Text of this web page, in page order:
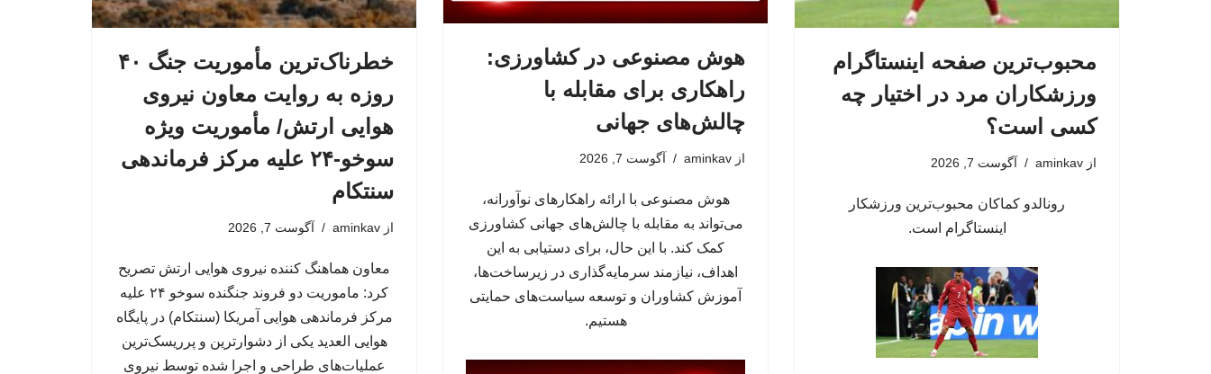
محبوب‌ترین صفحه اینستاگرام
ورزشکاران مرد در اختیار چه
کسی است؟
از aminkav آگوست 7, 2026
رونالدو کماکان محبوب‌ترین ورزشکار
اینستاگرام است.
هوش مصنوعی در کشاورزی:
راهکاری برای مقابله با
چالش‌های جهانی
از aminkav آگوست 7, 2026
هوش مصنوعی با ارائه راهکارهای نوآورانه،
می‌تواند به مقابله با چالش‌های جهانی کشاورزی
کمک کند. با این حال، برای دستیابی به این
اهداف، نیازمند سرمایه‌گذاری در زیرساخت‌ها،
آموزش کشاوران و توسعه سیاست‌های حمایتی
هستیم.
خطرناک‌ترین مأموریت جنگ ۴۰
روزه به روایت معاون نیروی
هوایی ارتش/ مأموریت ویژه
سوخو-۲۴ علیه مرکز فرماندهی
سنتکام
از aminkav آگوست 7, 2026
معاون هماهنگ کننده نیروی هوایی ارتش تصریح
کرد: ماموریت دو فروند جنگنده سوخو ۲۴ علیه
مرکز فرماندهی هوایی آمریکا (سنتکام) در پایگاه
هوایی العدید یکی از دشوارترین و پرریسک‌ترین
عملیات‌های طراحی و اجرا شده توسط نیروی